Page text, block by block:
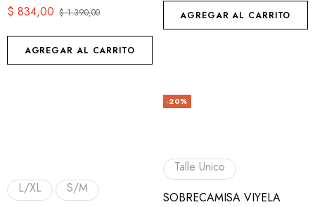
$1.390,00
$ 834,00
AGREGAR AL CARRITO
AGREGAR AL CARRITO
L/XL
S/M
-20%
Talle Unico
SOBRECAMISA VIYELA